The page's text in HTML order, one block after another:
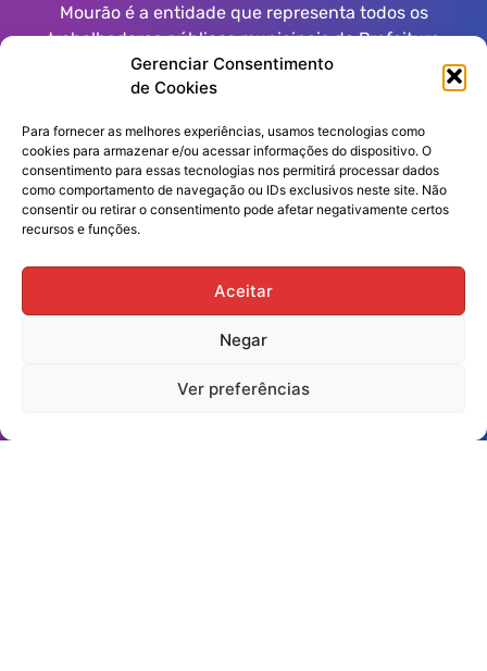
Gerenciar Consentimento
de Cookies
Para fornecer as melhores experiências, usamos tecnologias como
cookies para armazenar e/ou acessar informações do dispositivo. O
consentimento para essas tecnologias nos permitirá processar dados
como comportamento de navegação ou IDs exclusivos neste site. Não
consentir ou retirar o consentimento pode afetar negativamente certos
recursos e funções.
Aceitar
Negar
Ver preferências
Mourão é a entidade que representa todos os
trabalhadores públicos municipais da Prefeitura
Municipal, Autarquias, Fundações e Poder Legislativo
de Campo Mourão.
Informações de contato
Rua Mato Grosso, 2712
(44) 99803-0065
(44) 99731-0400
(44) 3523-2725